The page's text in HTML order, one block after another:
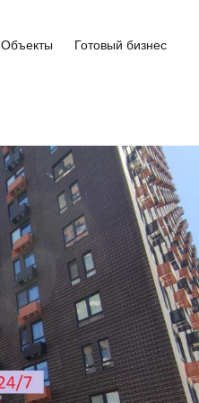
Объекты Готовый бизнес